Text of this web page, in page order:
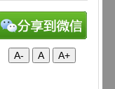
A- A A+